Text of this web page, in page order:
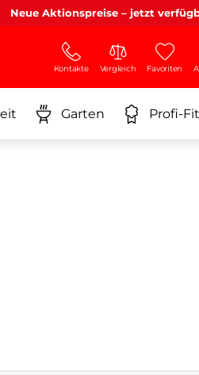
Neue Aktionspreise – jetzt
Kontakte Vergleich Favoriten
Garten Profi-